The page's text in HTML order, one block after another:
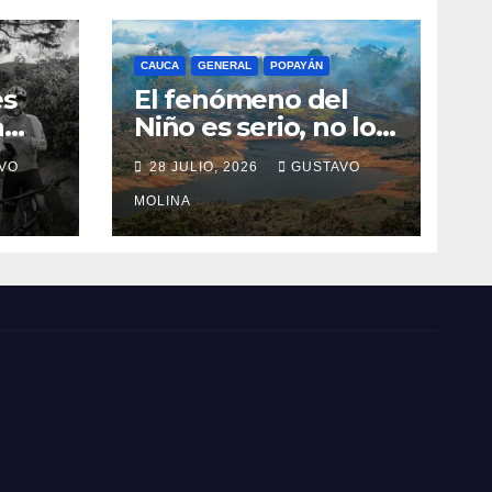
el
CAUCA GENERAL POPAYÁN
El fenómeno del
Niño es serio, no lo
tome a juego
28 JULIO, 2026 GUSTAVO
MOLINA